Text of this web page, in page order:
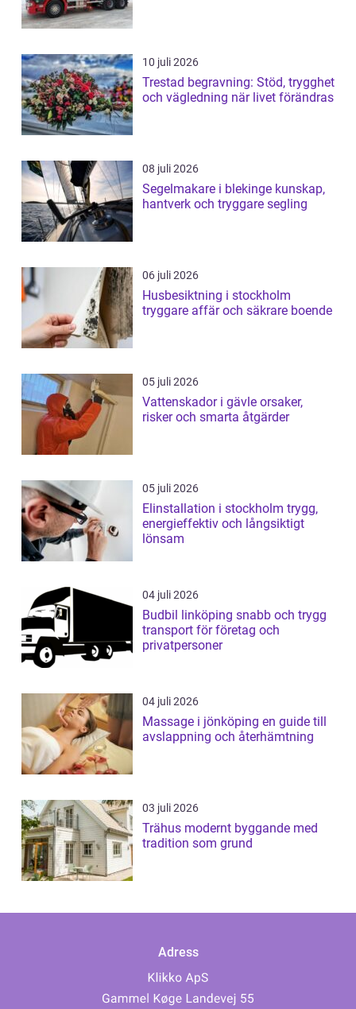
10 juli 2026
Trestad begravning: Stöd, trygghet
och vägledning när livet förändras
08 juli 2026
Segelmakare i blekinge kunskap,
hantverk och tryggare segling
06 juli 2026
Husbesiktning i stockholm
tryggare affär och säkrare boende
05 juli 2026
Vattenskador i gävle orsaker,
risker och smarta åtgärder
05 juli 2026
Elinstallation i stockholm trygg,
energieffektiv och långsiktigt
lönsam
04 juli 2026
Budbil linköping snabb och trygg
transport för företag och
privatpersoner
04 juli 2026
Massage i jönköping en guide till
avslappning och återhämtning
03 juli 2026
Trähus modernt byggande med
tradition som grund
Adress